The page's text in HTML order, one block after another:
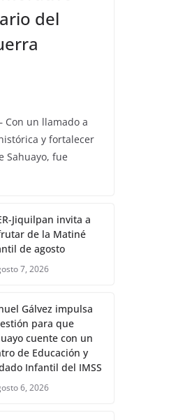
del
Con un llamado a
y fortalecer
Sahuayo, fue
Jiquilpan invita a
de la Matiné
de agosto
7, 2026
Gálvez impulsa
para que
cuente con un
de Educación y
Infantil del IMSS
6, 2026